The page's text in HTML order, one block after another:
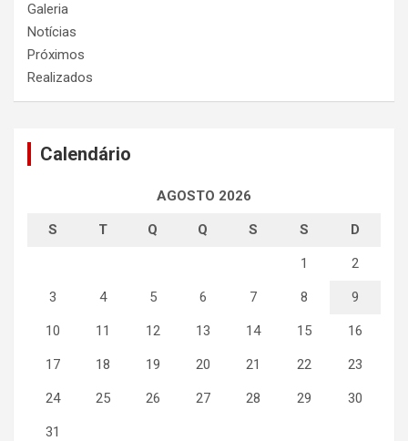
Galeria
Notícias
Próximos
Realizados
Calendário
AGOSTO 2026
S T Q Q S S D
1 2
3 4 5 6 7 8 9
10 11 12 13 14 15 16
17 18 19 20 21 22 23
24 25 26 27 28 29 30
31